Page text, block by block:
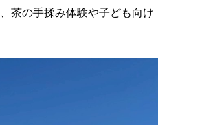
茶の手揉み体験や子ども向け